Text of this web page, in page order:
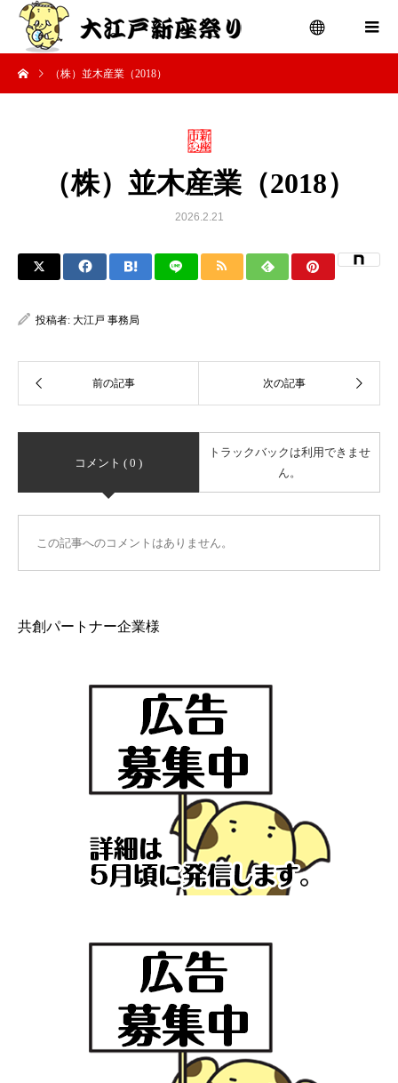
（株）並木産業（2018）
（株）並木産業（2018）
2026.2.21
投稿者: 大江戸 事務局
コメント ( 0 )
トラックバックは利用できませ
ん。
この記事へのコメントはありません。
共創パートナー企業様